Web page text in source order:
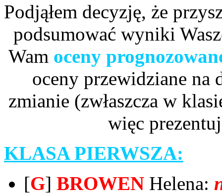
Podjąłem decyzję, że
podsumować wyniki
Wam oceny
oceny przewidziane na
zmianie (zwłaszcza w
więc
KLASA PIERWSZA:
[G] BROWEN Helena: